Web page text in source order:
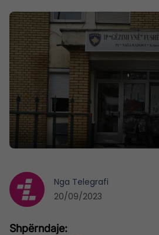
Nga Telegrafi
20/09/2023